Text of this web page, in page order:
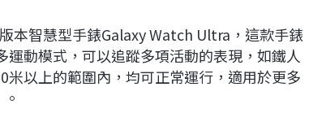
本智慧型手錶Galaxy Watch Ultra，這款手錶
動模式，可以追蹤多項活動的表現，如鐵人
以上的範圍內，均可正常運行，適用於更多